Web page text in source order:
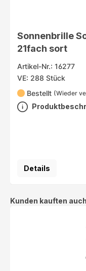
Sonnenbrille
21fach sort
Artikel-Nr.: 16277
VE: 288 Stück
Bestellt (Wieder
Details
Produktgalerie
Kunden kauften auch